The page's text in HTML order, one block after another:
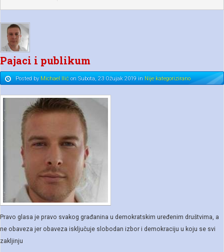
Pajaci i publikum
Posted by Michael Ilić onSubota, 23 Ožujak 2019 in Nije kategorizirano
Pravo glasa je pravo svakog građanina u demokratskim uređenim društvima, a
ne obaveza jer obaveza isključuje slobodan izbor i demokraciju u koju se svi
zakljinju